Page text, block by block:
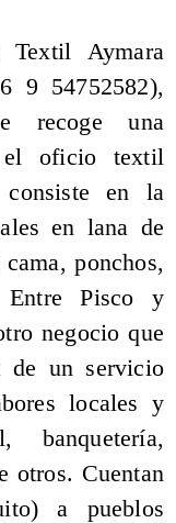
Aymara
9 54752582),
recoge una
el oficio textil
en la
en lana de
ponchos,
Entre Pisco y
negocio que
de un servicio
locales y
banquetería,
otros. Cuentan
a pueblos